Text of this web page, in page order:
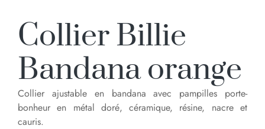
Collier Billie
Bandana orange
Collier ajustable en bandana avec pampilles porte-
bonheur en métal doré, céramique, résine, nacre et
cauris.